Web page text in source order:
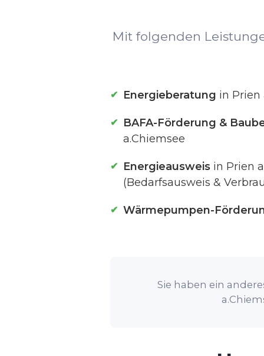
Mit folgenden
Energieberatung in Prien
BAFA-Förderung &
a.Chiemsee
Energieausweis in Prien
(Bedarfsausweis &
Wärmepumpen-
Sie haben ein